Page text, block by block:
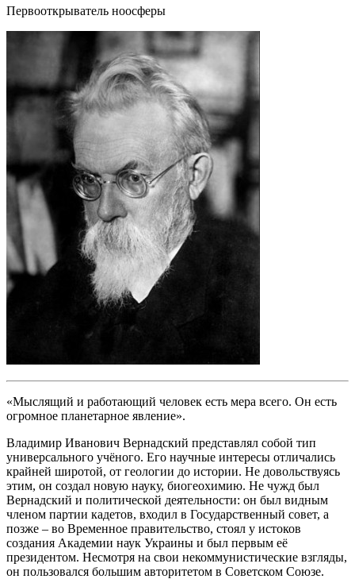
Первооткрыватель ноосферы
«Мыслящий и работающий человек есть мера всего. Он есть
огромное планетарное явление».
Владимир Иванович Вернадский представлял собой тип
универсального учёного. Его научные интересы отличались
крайней широтой, от геологии до истории. Не довольствуясь
этим, он создал новую науку, биогеохимию. Не чужд был
Вернадский и политической деятельности: он был видным
членом партии кадетов, входил в Государственный совет, а
позже – во Временное правительство, стоял у истоков
создания Академии наук Украины и был первым её
президентом. Несмотря на свои некоммунистические взгляды,
он пользовался большим авторитетом в Советском Союзе.